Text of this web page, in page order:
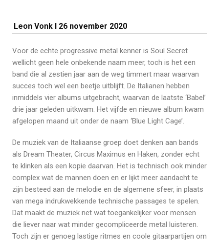
Leon Vonk I 26 november 2020
Voor de echte progressive metal kenner is Soul Secret
wellicht geen hele onbekende naam meer, toch is het een
band die al zestien jaar aan de weg timmert maar waarvan
succes toch wel een beetje uitblijft. De Italianen hebben
inmiddels vier albums uitgebracht, waarvan de laatste ‘Babel’
drie jaar geleden uitkwam. Het vijfde en nieuwe album kwam
afgelopen maand uit onder de naam ‘Blue Light Cage’.
De muziek van de Italiaanse groep doet denken aan bands
als Dream Theater, Circus Maximus en Haken, zonder echt
te klinken als een kopie daarvan. Het is technisch ook minder
complex wat de mannen doen en er lijkt meer aandacht te
zijn besteed aan de melodie en de algemene sfeer, in plaats
van mega indrukwekkende technische passages te spelen.
Dat maakt de muziek net wat toegankelijker voor mensen
die liever naar wat minder gecompliceerde metal luisteren.
Toch zijn er genoeg lastige ritmes en coole gitaarpartijen om